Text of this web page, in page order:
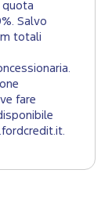
quota
Salvo
totali
fare